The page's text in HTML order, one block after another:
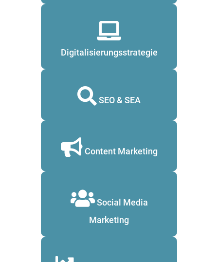
Digitalisierungsstrategie
SEO & SEA
Content Marketing
Social Media
Marketing